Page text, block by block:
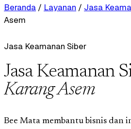
Beranda / Layanan / Jasa
Asem
Jasa Keamanan Siber
Jasa Keamanan
Karang Asem
Bee Mata membantu bisnis dan